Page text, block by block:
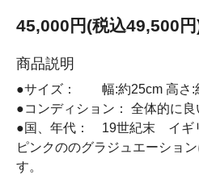
45,000円(税込49,500円
商品説明
●サイズ： 幅:約25cm 高さ
●コンディション： 全体的に良
●国、年代： 19世紀末 イギ
ピンクののグラジュエーショ
す。